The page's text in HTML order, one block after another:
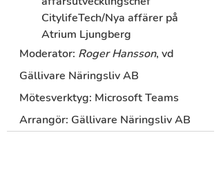
CitylifeTech/Nya affärer på
Atrium Ljungberg
Moderator: Roger Hansson, vd
Gällivare Näringsliv AB
Mötesverktyg: Microsoft Teams
Arrangör: Gällivare Näringsliv AB